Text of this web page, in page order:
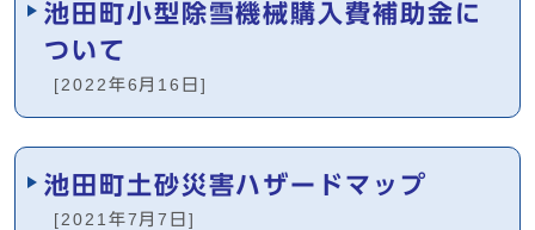
池田町小型除雪機械購入費補助金に
ついて
[2022年6月16日]
池田町土砂災害ハザードマップ
[2021年7月7日]